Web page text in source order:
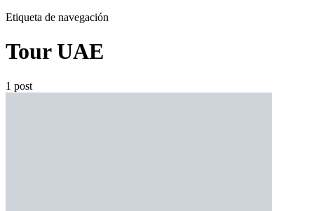
Etiqueta de navegación
Tour UAE
1 post